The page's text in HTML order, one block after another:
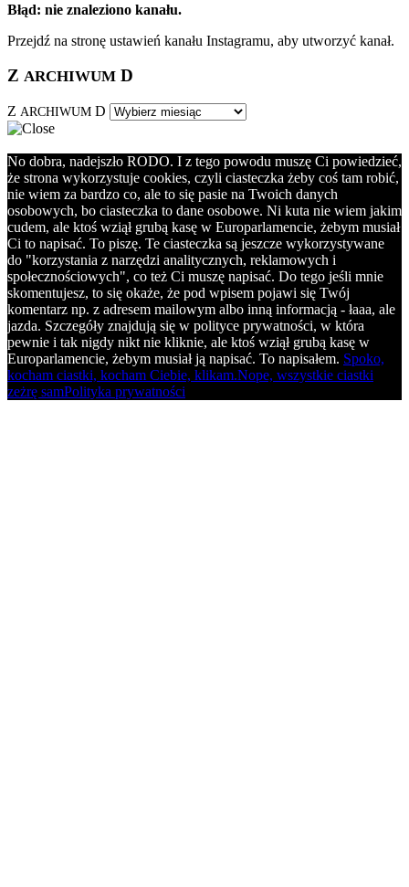
Błąd: nie znaleziono kanału.
Przejdź na stronę ustawień kanału Instagramu, aby utworzyć kanał.
Z ARCHIWUM D
Z ARCHIWUM D
No dobra, nadejszło RODO. I z tego powodu muszę Ci powiedzieć,
że strona wykorzystuje cookies, czyli ciasteczka żeby coś tam robić,
nie wiem za bardzo co, ale to się pasie na Twoich danych
osobowych, bo ciasteczka to dane osobowe. Ni kuta nie wiem jakim
cudem, ale ktoś wziął grubą kasę w Europarlamencie, żebym musiał
Ci to napisać. To piszę. Te ciasteczka są jeszcze wykorzystywane
do "korzystania z narzędzi analitycznych, reklamowych i
społecznościowych", co też Ci muszę napisać. Do tego jeśli mnie
skomentujesz, to się okaże, że pod wpisem pojawi się Twój
komentarz np. z adresem mailowym albo inną informacją - łaaa, ale
jazda. Szczegóły znajdują się w polityce prywatności, w która
pewnie i tak nigdy nikt nie kliknie, ale ktoś wziął grubą kasę w
Europarlamencie, żebym musiał ją napisać. To napisałem. Spoko,
kocham ciastki, kocham Ciebie, klikam.Nope, wszystkie ciastki
zeżrę samPolityka prywatności